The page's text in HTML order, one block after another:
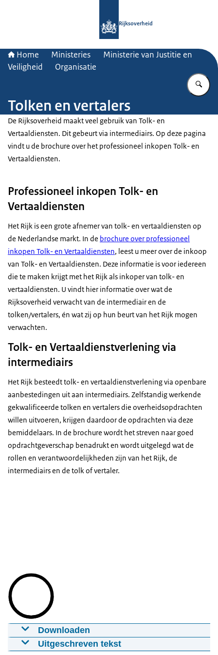
Rijksoverheid
Home Ministeries
Ministerie van Justitie en
Veiligheid
Organisatie
Tolken en vertalers
De Rijksoverheid maakt veel gebruik van Tolk- en
Vertaaldiensten. Dit gebeurt via intermediairs. Op deze pagina
vindt u de brochure over het professioneel inkopen Tolk- en
Vertaaldiensten.
Professioneel inkopen Tolk- en
Vertaaldiensten
Het Rijk is een grote afnemer van tolk- en vertaaldiensten op
de Nederlandse markt. In de brochure over professioneel
inkopen Tolk- en Vertaaldiensten, leest u meer over de inkoop
van Tolk- en Vertaaldiensten. Deze informatie is voor iedereen
die te maken krijgt met het Rijk als inkoper van tolk- en
vertaaldiensten. U vindt hier informatie over wat de
Rijksoverheid verwacht van de intermediair en de
tolken/vertalers, én wat zij op hun beurt van het Rijk mogen
verwachten.
Tolk- en Vertaaldienstverlening via
intermediairs
Het Rijk besteedt tolk- en vertaaldienstverlening via openbare
aanbestedingen uit aan intermediairs. Zelfstandig werkende
gekwalificeerde tolken en vertalers die overheidsopdrachten
willen uitvoeren, krijgen daardoor de opdrachten via deze
bemiddelaars. In de brochure wordt het streven naar goed
opdrachtgeverschap benadrukt en wordt uitgelegd wat de
rollen en verantwoordelijkheden zijn van het Rijk, de
intermediairs en de tolk of vertaler.
Downloaden
Animatie verbetering tolkdiensten
Uitgeschreven tekst